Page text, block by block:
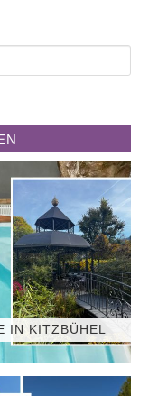
IN KITZBÜHEL